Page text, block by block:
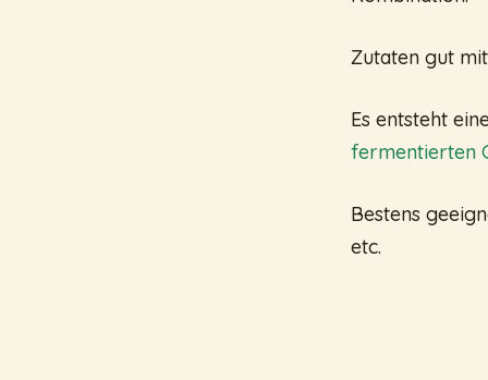
Zutaten gut
Es entsteht
fermentierten
Bestens
etc.